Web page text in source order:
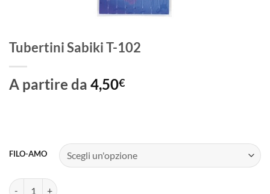
Tubertini Sabiki T-102
A partire da 4,50€
FILO-AMO
Tubertini Sabiki T-102 quantità